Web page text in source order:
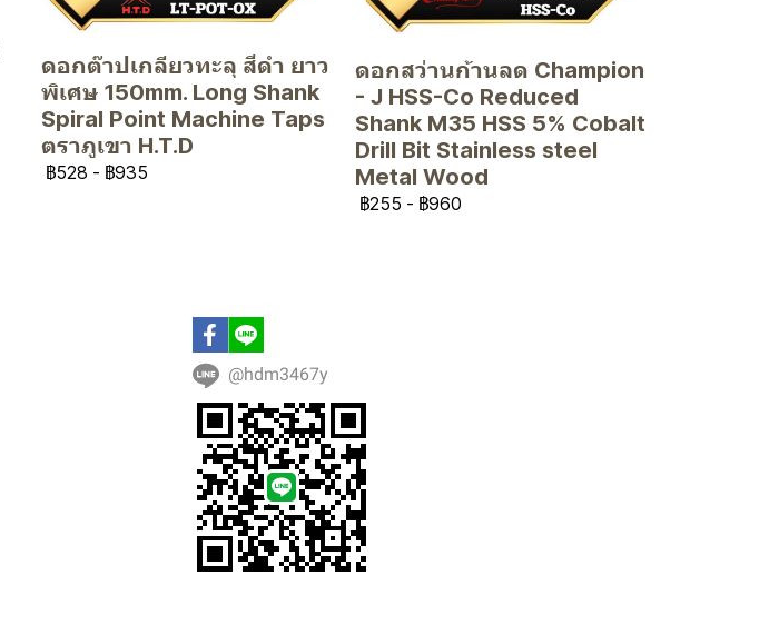
ดอกต๊าปเกลียวทะลุ สีดำ ยาว
พิเศษ 150mm. Long Shank
Spiral Point Machine Taps
ตราภูเขา H.T.D
฿528 - ฿935
ดอกสว่านก้านลด Champion
- J HSS-Co Reduced
Shank M35 HSS 5% Cobalt
Drill Bit Stainless steel
Metal Wood
฿255 - ฿960
@hdm3467y